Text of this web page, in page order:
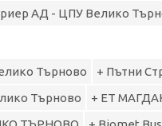
АД - ЦПУ Велико
Търново + Пътни
Търново + ЕТ